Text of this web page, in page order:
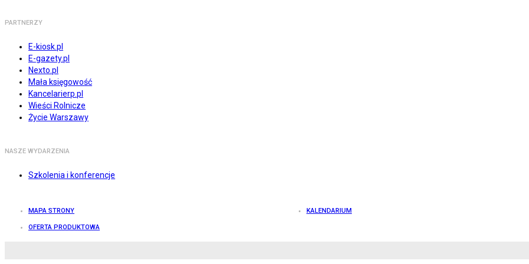
PARTNERZY
E-kiosk.pl
E-gazety.pl
Nexto.pl
Mała księgowość
Kancelarierp.pl
Wieści Rolnicze
Życie Warszawy
NASZE WYDARZENIA
Szkolenia i konferencje
MAPA STRONY KALENDARIUM
OFERTA PRODUKTOWA